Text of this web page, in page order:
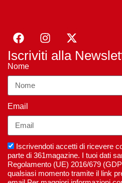
Iscriviti alla
Nome
Email
Iscrivendoti accetti di ricevere
parte di 361magazine. I tuoi dati
Regolamento (UE) 2016/679
qualsiasi momento tramite il link